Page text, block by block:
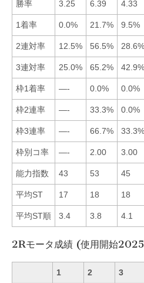
勝率 3.25 6.39 4.33
1着率 0.0% 21.7% 9.5%
2連対率 12.5% 56.5% 28.6%
3連対率 25.0% 65.2% 42.9%
枠1着率 —- 0.0% 0.0%
枠2連率 —- 33.3% 0.0%
枠3連率 —- 66.7% 33.3%
枠別コ率 —- 2.00 3.00
能力指数 43 53 45
平均ST 17 18 18
平均ST順 3.4 3.8 4.1
2Rモータ成績 (使用開始
1 2 3